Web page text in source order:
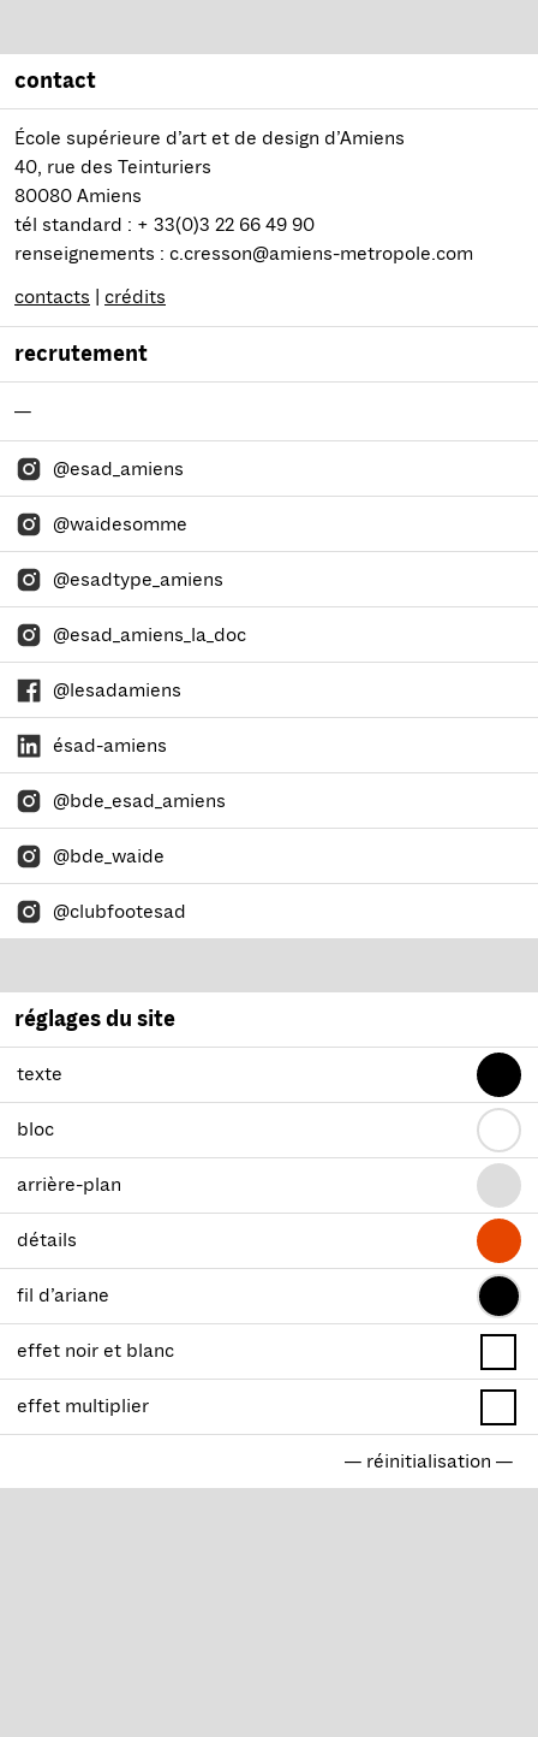
contact
École supérieure d’art et de design d’Amiens
40, rue des Teinturiers
80080 Amiens
tél standard : + 33(0)3 22 66 49 90
renseignements : c.cresson@amiens-metropole.com
contacts
crédits
recrutement
—
@esad_amiens
@waidesomme
@esadtype_amiens
@esad_amiens_la_doc
@lesadamiens
ésad-amiens
@bde_esad_amiens
@bde_waide
@clubfootesad
réglages du site
texte
bloc
arrière-plan
détails
fil d’ariane
effet noir et blanc
effet multiplier
— réinitialisation —